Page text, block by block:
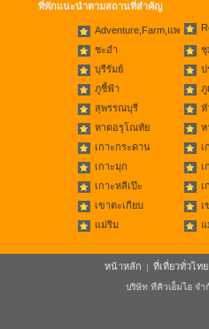
ที่พักแนะนำตามสถานที่สำคัญ
Adventure,Farm,แพ
ชะอำ
ชุ
บุรีรัมย์
ป
ภูชี้ฟ้า
ภู
สุพรรณบุรี
หั
หาดอรุโณทัย
ห
เกาะกระดาน
เ
เกาะมุก
เ
เกาะหลีเป๊ะ
เ
เขาตะเกียบ
เ
แม่ริม
แ
หน้าหลัก | ที่เที่ยวทั่วไท
บริษัท ทีคิวเอ็มไอ จำ